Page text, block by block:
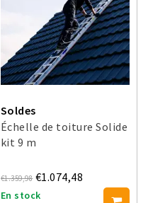
Soldes
Échelle de toiture Solide
kit 9 m
€1.359,98 €1.074,48
En stock